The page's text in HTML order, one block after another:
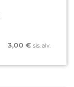
3,00 € sis. alv.